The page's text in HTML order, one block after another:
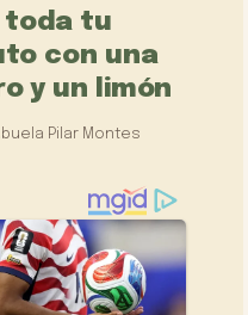
toda tu
con una
y un limón
Pilar Montes